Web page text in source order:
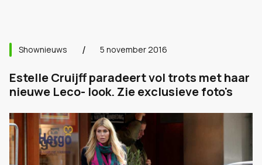
Shownieuws 5 november 2016
Estelle Cruijff paradeert vol trots met haar
nieuwe Leco- look. Zie exclusieve foto's